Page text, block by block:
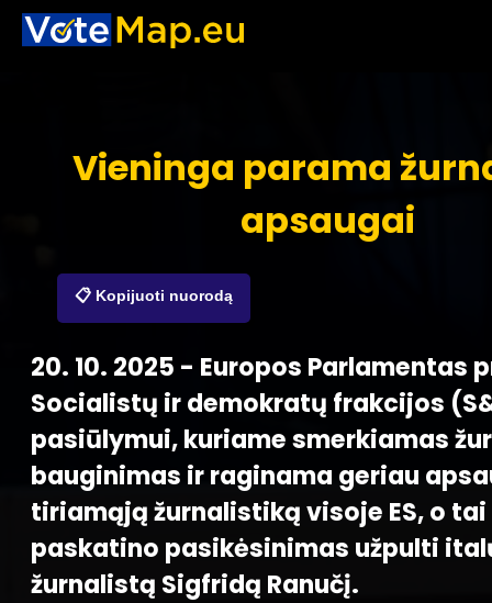
Vieninga parama
apsaugai
📋 Kopijuoti nuorodą
20. 10. 2025 - Europos Parlamentas
Socialistų ir demokratų frakcijos
pasiūlymui, kuriame smerkiamas
bauginimas ir raginama geriau
tiriamąją žurnalistiką visoje ES, o
paskatino pasikėsinimas užpulti
žurnalistą Sigfridą Ranučį.